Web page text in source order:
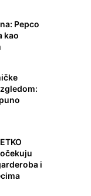
Pepco
kao
i